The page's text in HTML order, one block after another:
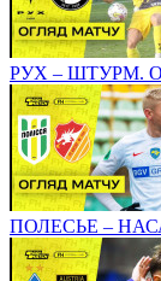
РУХ – ШТУРМ.
ПОЛЕСЬЕ –